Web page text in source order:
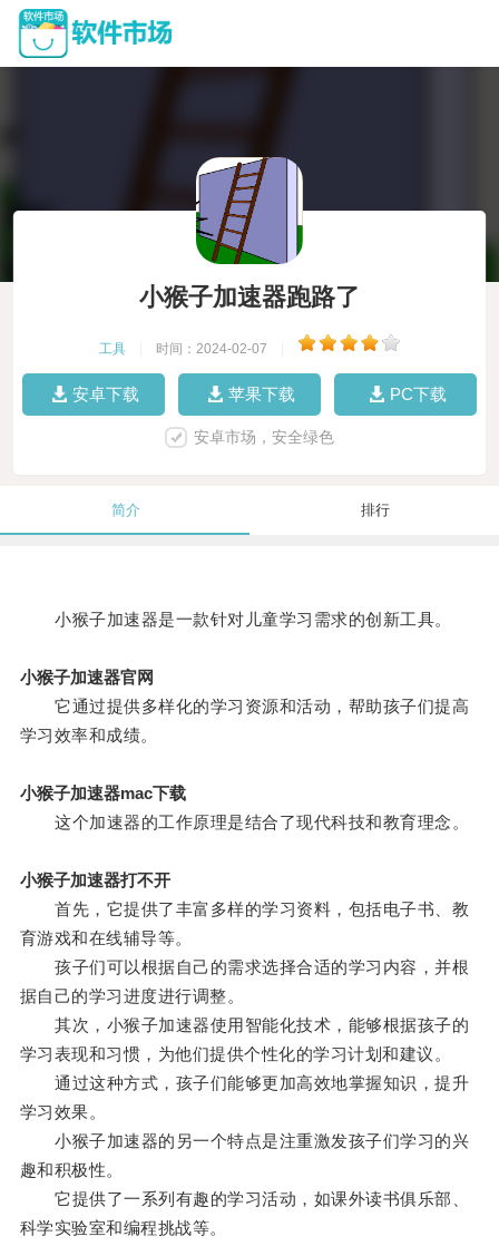
小猴子加速器跑路了
工具 时间：2024-02-07
安卓下载 苹果下载 PC下载
安卓市场，安全绿色
简介 排行
小猴子加速器是一款针对儿童学习需求的创新工具。
小猴子加速器官网
它通过提供多样化的学习资源和活动，帮助孩子们提高
学习效率和成绩。
小猴子加速器mac下载
这个加速器的工作原理是结合了现代科技和教育理念。
小猴子加速器打不开
首先，它提供了丰富多样的学习资料，包括电子书、教
育游戏和在线辅导等。
孩子们可以根据自己的需求选择合适的学习内容，并根
据自己的学习进度进行调整。
其次，小猴子加速器使用智能化技术，能够根据孩子的
学习表现和习惯，为他们提供个性化的学习计划和建议。
通过这种方式，孩子们能够更加高效地掌握知识，提升
学习效果。
小猴子加速器的另一个特点是注重激发孩子们学习的兴
趣和积极性。
它提供了一系列有趣的学习活动，如课外读书俱乐部、
科学实验室和编程挑战等。